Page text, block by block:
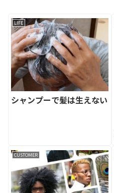
LIFE
シャンプーで髪は生えない
CUSTOMER